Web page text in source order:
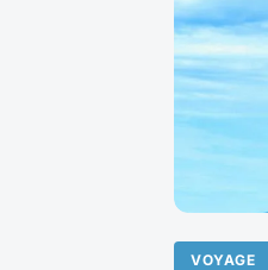
VOYAGE